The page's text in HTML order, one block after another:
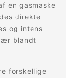
en gasmaske
direkte
og intens
blandt
forskellige